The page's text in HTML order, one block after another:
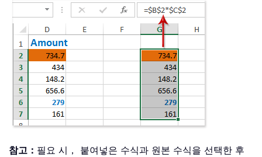
참고： 필요 시， 붙여넣은 수식과 원본 수식을 선택한 후